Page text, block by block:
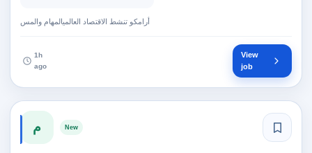
أرامكو تنشط الاقتصاد العالميالمهام والمس
1h
ago
View
job
م New